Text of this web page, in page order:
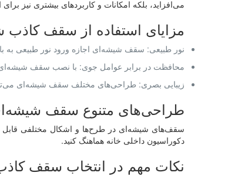
می‌افزاید، بلکه امکانات و کاربردهای بیشتری نیز
مزایای استفاده از سقف
نور طبیعی: سقف شیشه‌ای اجازه ورود نور طبیعی به
محافظت در برابر عوامل جوی: با نصب سقف شیشه‌ای،
زیبایی بصری: طراحی‌های مختلف سقف شیشه‌ای
طراحی‌های متنوع سقف
سقف‌های شیشه‌ای در طرح‌ها و اشکال مختلفی قابل
دکوراسیون داخلی خانه هماهنگ کنید.
نکات مهم در انتخاب سقف